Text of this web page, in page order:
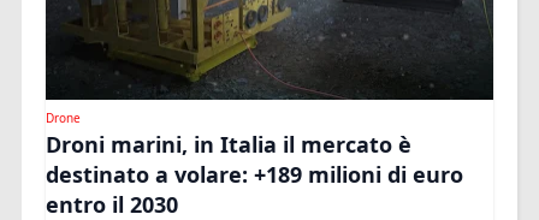
Drone
Droni marini, in Italia il mercato è
destinato a volare: +189 milioni di euro
entro il 2030